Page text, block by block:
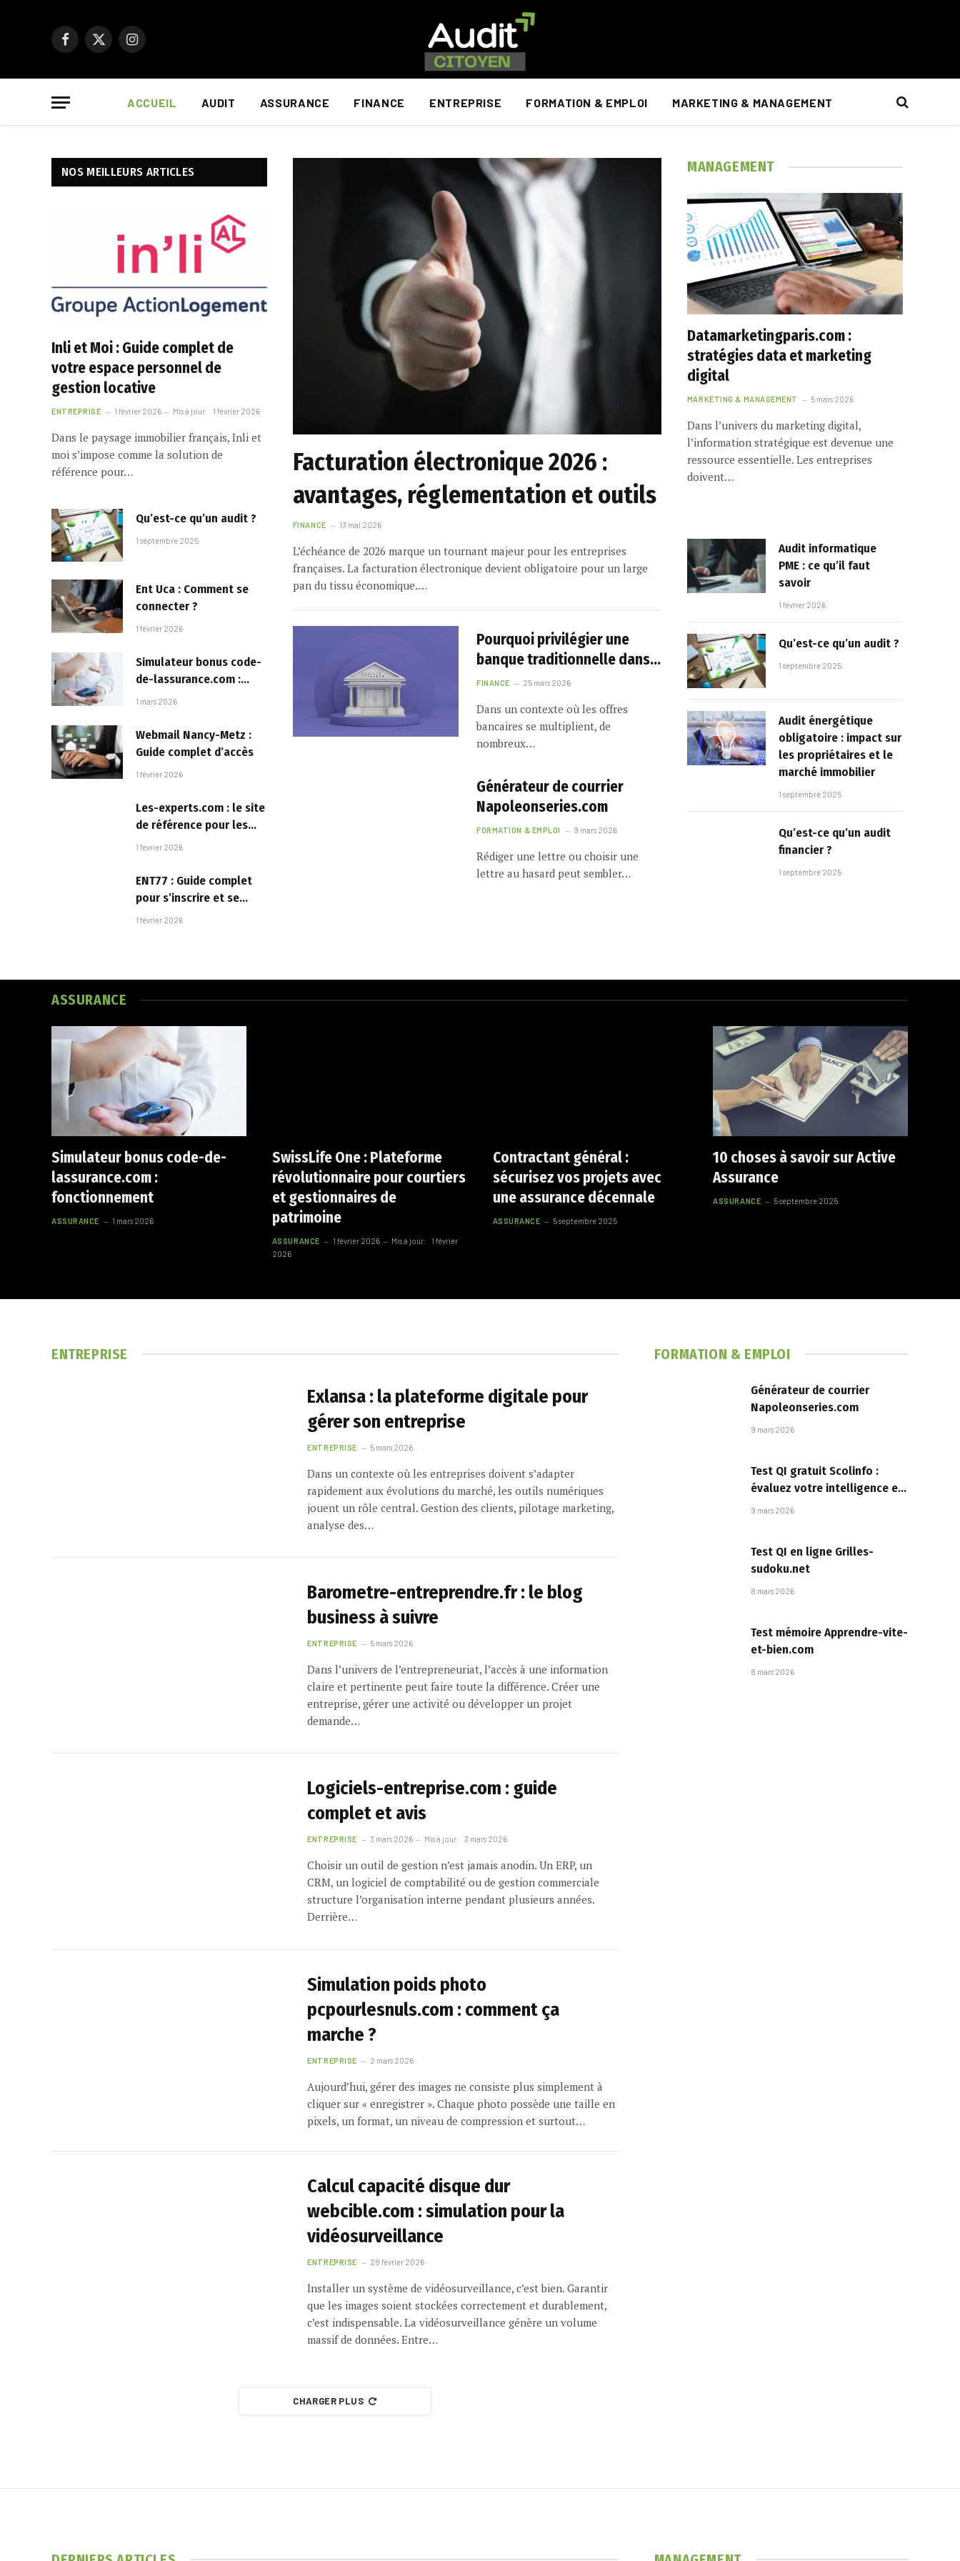
Facebook
X
Instagram
ACCUEIL AUDIT ASSURANCE FINANCE ENTREPRISE FORMATION & EMPLOI MARKETING & MANAGEMENT
NOS MEILLEURS ARTICLES
Inli et Moi : Guide complet de
votre espace personnel de
gestion locative
ENTREPRISE 1 février 2026 Mis à jour: 1 février 2026
Dans le paysage immobilier français, Inli et
moi s’impose comme la solution de
référence pour…
Qu’est-ce qu’un audit ?
1 septembre 2025
Ent Uca : Comment se
connecter ?
1 février 2026
Simulateur bonus code-
de-lassurance.com :
fonctionnement
1 mars 2026
Webmail Nancy-Metz :
Guide complet d’accès
1 février 2026
Les-experts.com : le site
de référence pour les
entrepreneurs
1 février 2026
ENT77 : Guide complet
pour s’inscrire et se
connecter
1 février 2026
Facturation électronique 2026 :
avantages, réglementation et outils
FINANCE 13 mai 2026
L’échéance de 2026 marque un tournant majeur pour les entreprises
françaises. La facturation électronique devient obligatoire pour un large
pan du tissu économique.…
Pourquoi privilégier une
banque traditionnelle dans
le Sud-Ouest ?
FINANCE 25 mars 2026
Dans un contexte où les offres
bancaires se multiplient, de
nombreux…
Générateur de courrier
Napoleonseries.com
FORMATION & EMPLOI 9 mars 2026
Rédiger une lettre ou choisir une
lettre au hasard peut sembler…
MANAGEMENT
Datamarketingparis.com :
stratégies data et marketing
digital
MARKETING & MANAGEMENT 5 mars 2026
Dans l’univers du marketing digital,
l’information stratégique est devenue une
ressource essentielle. Les entreprises
doivent…
Audit informatique
PME : ce qu’il faut
savoir
1 février 2026
Qu’est-ce qu’un audit ?
1 septembre 2025
Audit énergétique
obligatoire : impact sur
les propriétaires et le
marché immobilier
1 septembre 2025
Qu’est-ce qu’un audit
financier ?
1 septembre 2025
ASSURANCE
Simulateur bonus code-de-
lassurance.com :
fonctionnement
ASSURANCE 1 mars 2026
SwissLife One : Plateforme
révolutionnaire pour courtiers
et gestionnaires de
patrimoine
ASSURANCE 1 février 2026 Mis à jour:
1 février
2026
Contractant général :
sécurisez vos projets avec
une assurance décennale
ASSURANCE 5 septembre 2025
10 choses à savoir sur Active
Assurance
ASSURANCE 5 septembre 2025
ENTREPRISE
Exlansa : la plateforme digitale pour
gérer son entreprise
ENTREPRISE 5 mars 2026
Dans un contexte où les entreprises doivent s’adapter
rapidement aux évolutions du marché, les outils numériques
jouent un rôle central. Gestion des clients, pilotage marketing,
analyse des…
Barometre-entreprendre.fr : le blog
business à suivre
ENTREPRISE 5 mars 2026
Dans l’univers de l’entrepreneuriat, l’accès à une information
claire et pertinente peut faire toute la différence. Créer une
entreprise, gérer une activité ou développer un projet
demande…
Logiciels-entreprise.com : guide
complet et avis
ENTREPRISE 3 mars 2026 Mis à jour: 3 mars 2026
Choisir un outil de gestion n’est jamais anodin. Un ERP, un
CRM, un logiciel de comptabilité ou de gestion commerciale
structure l’organisation interne pendant plusieurs années.
Derrière…
Simulation poids photo
pcpourlesnuls.com : comment ça
marche ?
ENTREPRISE 2 mars 2026
Aujourd’hui, gérer des images ne consiste plus simplement à
cliquer sur « enregistrer ». Chaque photo possède une taille en
pixels, un format, un niveau de compression et surtout…
Calcul capacité disque dur
webcible.com : simulation pour la
vidéosurveillance
ENTREPRISE 28 février 2026
Installer un système de vidéosurveillance, c’est bien. Garantir
que les images soient stockées correctement et durablement,
c’est indispensable. La vidéosurveillance génère un volume
massif de données. Entre…
CHARGER PLUS
FORMATION & EMPLOI
Générateur de courrier
Napoleonseries.com
9 mars 2026
Test QI gratuit Scolinfo :
évaluez votre intelligence en
ligne
9 mars 2026
Test QI en ligne Grilles-
sudoku.net​
8 mars 2026
Test mémoire Apprendre-vite-
et-bien.com
8 mars 2026